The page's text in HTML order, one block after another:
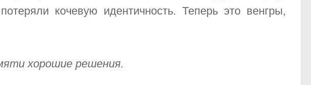
кочевую идентичность. Теперь это венгры,
хорошие решения.